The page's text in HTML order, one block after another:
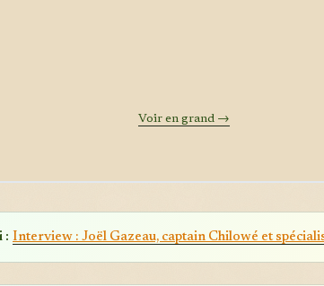
Voir en grand →
: Interview : Joël Gazeau, captain Chilowé et